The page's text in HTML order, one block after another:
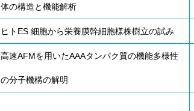
予 約
共通機器予約
カンファレンス・ルーム予約
体の構造と機能解析
ヒトES 細胞から栄養膜幹細胞様株樹立の試み
高速AFMを用いたAAAタンパク質の機能多様性
の分子機構の解明